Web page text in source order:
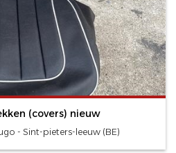
(covers) nieuw
- Sint-pieters-leeuw (BE)